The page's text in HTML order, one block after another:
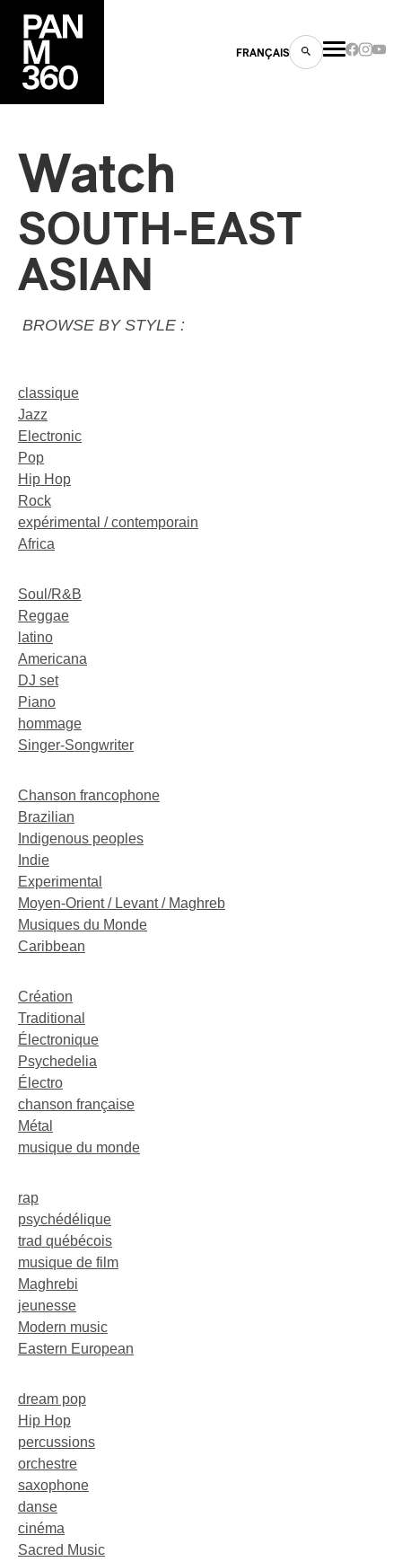
FRANÇAIS
Watch
SOUTH-EAST
ASIAN
BROWSE BY STYLE :
classique
Jazz
Electronic
Pop
Hip Hop
Rock
expérimental / contemporain
Africa
Soul/R&B
Reggae
latino
Americana
DJ set
Piano
hommage
Singer-Songwriter
Chanson francophone
Brazilian
Indigenous peoples
Indie
Experimental
Moyen-Orient / Levant / Maghreb
Musiques du Monde
Caribbean
Création
Traditional
Électronique
Psychedelia
Électro
chanson française
Métal
musique du monde
rap
psychédélique
trad québécois
musique de film
Maghrebi
jeunesse
Modern music
Eastern European
dream pop
Hip Hop
percussions
orchestre
saxophone
danse
cinéma
Sacred Music